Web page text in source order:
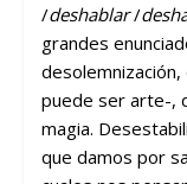
/deshablar/
grandes
desolemnización,
puede ser arte-,
magia.
que damos por